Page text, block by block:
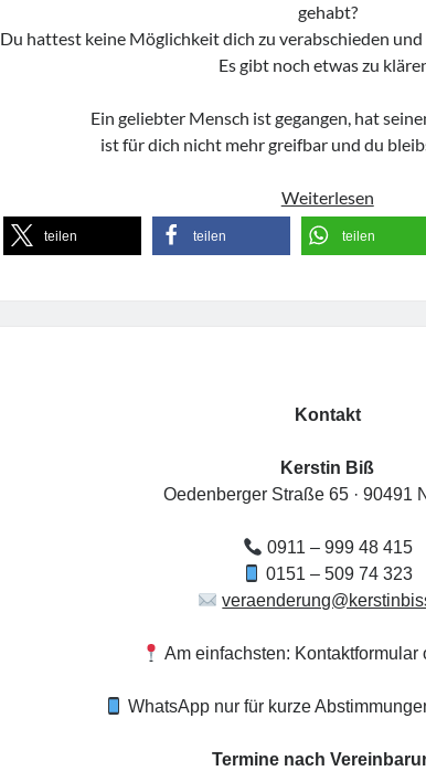
gehabt?
Du hattest keine Möglichkeit dich zu verabschieden
Es gibt noch etwas zu
Ein geliebter Mensch ist gegangen, hat
ist für dich nicht mehr greifbar und du
Weiterlesen
im
teilen teilen teilen
Kontakt
Kerstin Biß
Oedenberger Straße 65 · 90491
0911 – 999 48 415
0151 – 509 74 323
Am einfachsten: Kontaktformular
WhatsApp nur für kurze
Termine nach